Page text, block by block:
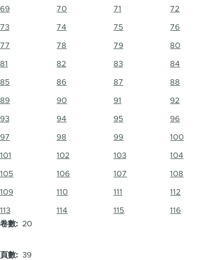
69 70 71 72
73 74 75 76
77 78 79 80
81 82 83 84
85 86 87 88
89 90 91 92
93 94 95 96
97 98 99 100
101 102 103 104
105 106 107 108
109 110 111 112
113 114 115
116
卷數
20
頁數 39